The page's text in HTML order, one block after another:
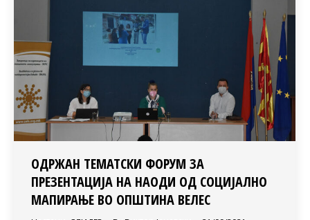
ОДРЖАН ТЕМАТСКИ ФОРУМ ЗА
ПРЕЗЕНТАЦИЈА НА НАОДИ ОД СОЦИЈАЛНО
МАПИРАЊЕ ВО ОПШТИНА ВЕЛЕС